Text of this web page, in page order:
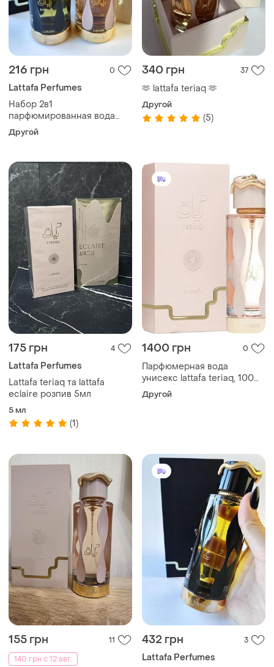
216 грн 0
Lattafa Perfumes
Набор 2в1
парфюмированная вода
унисекс lattafa teriaq и
lattafa teriaq intense 2*3мл
парфю
Другой
340 грн 37
🫶 lattafa teriaq 🫶
Другой
(5)
175 грн 4
Lattafa Perfumes
Lattafa teriaq та lattafa
eclaire розпив 5мл
5 мл
(1)
1400 грн 0
Парфюмерная вода
унисекс lattafa teriaq, 100
мл
Другой
155 грн
11
140 грн с 12 авг.
432 грн 3
Lattafa Perfumes